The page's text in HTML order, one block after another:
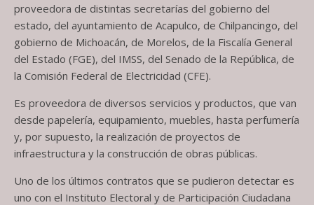
proveedora de distintas secretarías del gobierno del
estado, del ayuntamiento de Acapulco, de Chilpancingo, del
gobierno de Michoacán, de Morelos, de la Fiscalía General
del Estado (FGE), del IMSS, del Senado de la República, de
la Comisión Federal de Electricidad (CFE).
Es proveedora de diversos servicios y productos, que van
desde papelería, equipamiento, muebles, hasta perfumería
y, por supuesto, la realización de proyectos de
infraestructura y la construcción de obras públicas.
Uno de los últimos contratos que se pudieron detectar es
uno con el Instituto Electoral y de Participación Ciudadana